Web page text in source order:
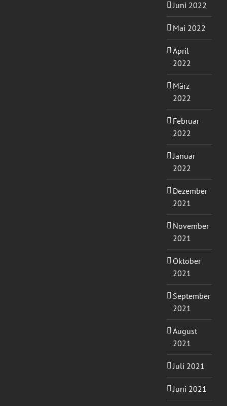
Juni 2022
Mai 2022
April
2022
März
2022
Februar
2022
Januar
2022
Dezember
2021
November
2021
Oktober
2021
September
2021
August
2021
Juli 2021
Juni 2021